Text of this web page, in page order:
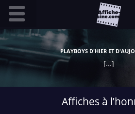
Accueil
Infos pratiques
Affiche
Promotions
PLAYBOYS D'HIER ET
[...]
Affiches à